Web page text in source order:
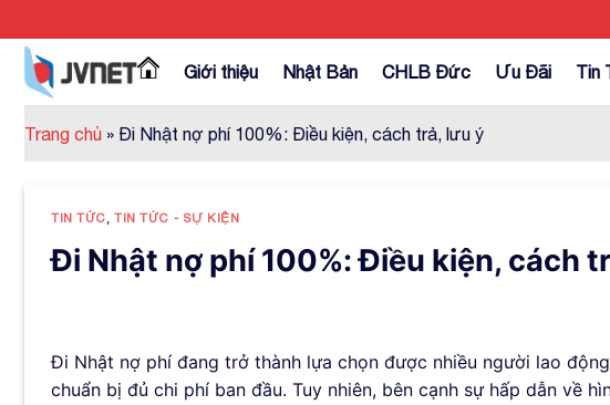
to
content
Giới thiệu Nhật Bản CHLB Đức Ưu Đãi Tin
Trang chủ » Đi Nhật nợ phí 100%: Điều kiện, cách trả, lưu ý
TIN TỨC ,TIN TỨC - SỰ KIỆN
Đi Nhật nợ phí 100%: Điều kiện, cách
Đi Nhật nợ phí đang trở thành lựa chọn được nhiều người lao
chuẩn bị đủ chi phí ban đầu. Tuy nhiên, bên cạnh sự hấp dẫn về